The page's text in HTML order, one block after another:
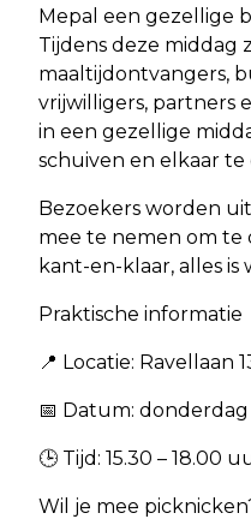
Mepal een gezellige
Tijdens deze middag
maaltijdontvangers,
vrijwilligers, partners
in een gezellige
schuiven en elkaar
Bezoekers worden
mee te nemen om te
kant-en-klaar, alles is
Praktische informatie
📍 Locatie: Ravellaan
📅 Datum:
🕒 Tijd: 15.30 – 18.00
Wil je mee